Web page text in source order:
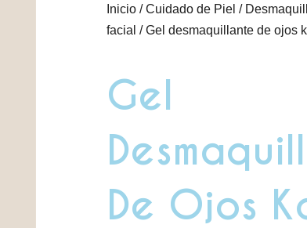
Inicio /Cuidado de Piel /
facial / Gel desmaquillante de ojos
Gel
De Ojos